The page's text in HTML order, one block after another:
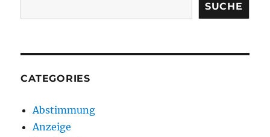
SUCHE
CATEGORIES
Abstimmung
Anzeige